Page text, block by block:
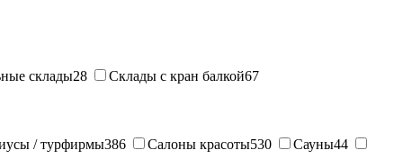
склады28 Склады с кран балкой67
/ турфирмы386 Салоны красоты530 Сауны44